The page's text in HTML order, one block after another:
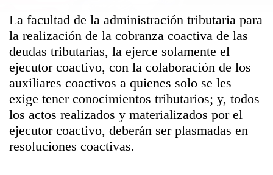
La facultad de la administración tributaria para
la realización de la cobranza coactiva de las
deudas tributarias, la ejerce solamente el
ejecutor coactivo, con la colaboración de los
auxiliares coactivos a quienes solo se les
exige tener conocimientos tributarios; y, todos
los actos realizados y materializados por el
ejecutor coactivo, deberán ser plasmadas en
resoluciones coactivas.